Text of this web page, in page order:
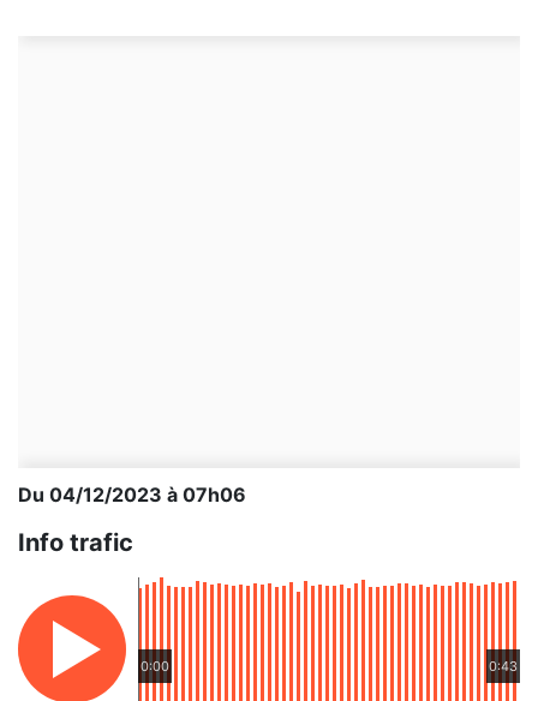
Du 04/12/2023 à 07h06
Info trafic
0:00 0:43